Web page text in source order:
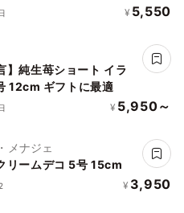
！ ＊アイシングデコ当¥ 5,550
】純生苺ショート イラ
12cm ギフトに最適
¥ 5,950～
メナジェ
リームデコ 5号 15cm
¥ 3,950